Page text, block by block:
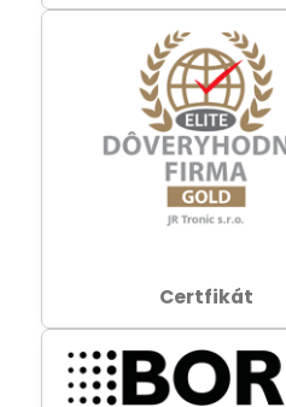
Certfikát